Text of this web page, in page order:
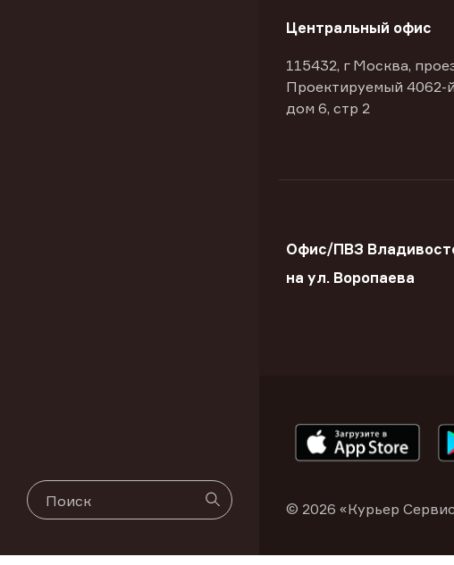
Центральный офис
115432, г Москва,
Проектируемый 4062-
дом 6, стр 2
Офис/ПВЗ
на ул. Воропаева
© 2026 «Курьер